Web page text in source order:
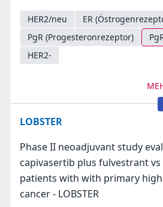
HER2/neu ER
PgR (Progesteronrezeptor)
HER2-
LOBSTER
Phase II neoadjuvant study
capivasertib plus fulvestrant
patients with with primary
cancer - LOBSTER